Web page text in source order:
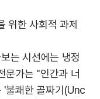
위한 사회적 과제
는 시선에는 냉정
문가는 "인간과 너
'불쾌한 골짜기(Unc